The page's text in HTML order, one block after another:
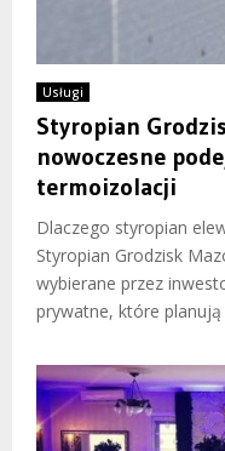
Usługi
Styropian
nowoczesne
termoizolacji
Dlaczego styropian
Styropian Grodzisk
wybierane przez
prywatne, które